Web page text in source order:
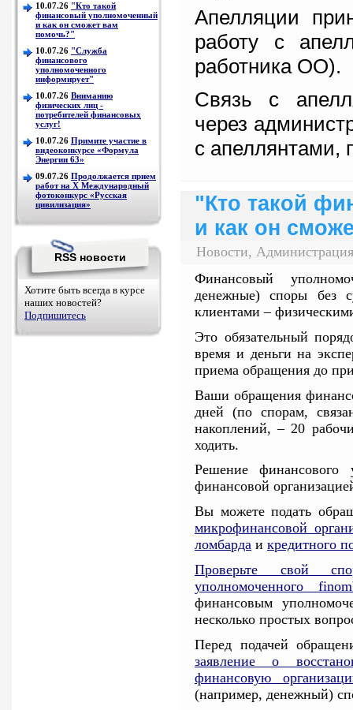
Апелляции
работу с
работника ОО).
Связь с
через
с апеллянтами,
"Кто такой
и как он
Новости,
Финансовый
денежные) споры без
клиентами –
Это обязательный
время и деньги на
приема обращения до
Ваши обращения
дней (по спорам,
накоплений, – 20
ходить.
Решение финансового
финансовой
Вы можете подать
микрофинансовой
ломбарда и кредитного
Проверьте свой
уполномоченного
финансовым
несколько простых
Перед подачей
заявление о
финансовую
(например, денежный)
10.07.26 "Кто такой
финансовый уполномоченный
и как он сможет вам
помочь?"
10.07.26 "Служба
финансового
уполномоченного
информирует"
10.07.26 Вниманию
физических лиц -
потребителей финансовых
услуг!
10.07.26 Примите участие в
видеоконкурсе «Формула
Энергии 63»
09.07.26 Продолжается прием
работ на Х Международный
фотоконкурс «Русская
цивилизация»
RSS новости
Хотите быть всегда в курсе
наших новостей?
Подпишитесь